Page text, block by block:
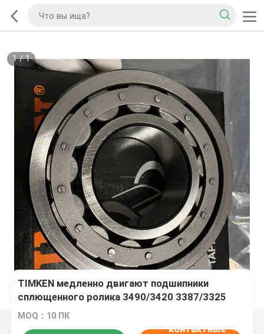
1/1
TIMKEN медленно двигают подшипники
сплющенного ролика 3490/3420 3387/3325
28150/28315A 26878/26824
MOQ：10 ПК
контактные